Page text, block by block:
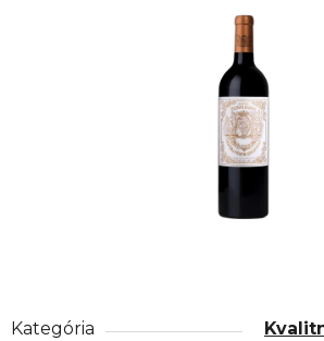
Kategória